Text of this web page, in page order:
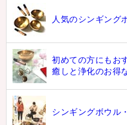
人気のシンギング
初めての方にもお
癒しと浄化のお得
シンギングボウル